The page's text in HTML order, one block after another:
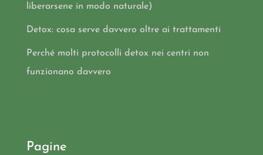
liberarsene in modo naturale)
Detox: cosa serve davvero oltre ai trattamenti
Perché molti protocolli detox nei centri non
funzionano davvero
Pagine